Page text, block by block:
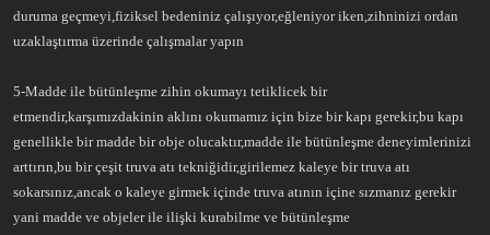
duruma geçmeyi,fiziksel bedeniniz çalışıyor,eğleniyor iken,zihninizi ordan
uzaklaştırma üzerinde çalışmalar yapın
5-Madde ile bütünleşme zihin okumayı tetiklicek bir
etmendir,karşımızdakinin aklını okumamız için bize bir kapı gerekir,bu kapı
genellikle bir madde bir obje olucaktır,madde ile bütünleşme deneyimlerinizi
arttırın,bu bir çeşit truva atı tekniğidir,girilemez kaleye bir truva atı
sokarsınız,ancak o kaleye girmek içinde truva atının içine sızmanız gerekir
yani madde ve objeler ile ilişki kurabilme ve bütünleşme